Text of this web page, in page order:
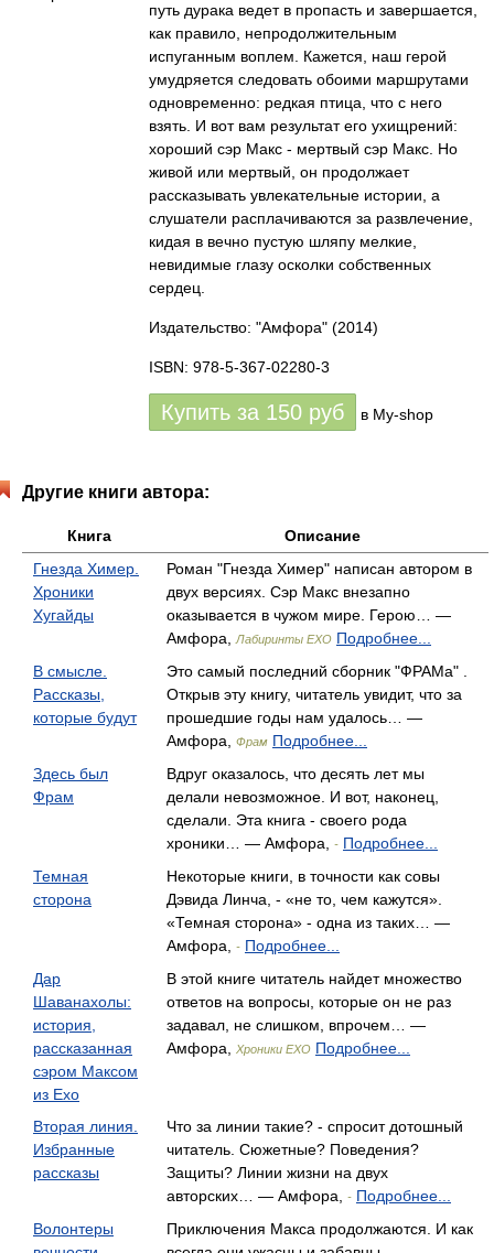
путь дурака ведет в пропасть и завершается,
как правило, непродолжительным
испуганным воплем. Кажется, наш герой
умудряется следовать обоими маршрутами
одновременно: редкая птица, что с него
взять. И вот вам результат его ухищрений:
хороший сэр Макс - мертвый сэр Макс. Но
живой или мертвый, он продолжает
рассказывать увлекательные истории, а
слушатели расплачиваются за развлечение,
кидая в вечно пустую шляпу мелкие,
невидимые глазу осколки собственных
сердец.
Издательство: "Амфора" (2014)
ISBN: 978-5-367-02280-3
Купить за 150 руб в My-shop
Другие книги автора:
Книга
Описание
Гнезда Химер.
Хроники
Хугайды
Роман "Гнезда Химер" написан автором в
двух версиях. Сэр Макс внезапно
оказывается в чужом мире. Герою… —
Амфора,
Лабиринты EXO Подробнее...
В смысле.
Рассказы,
которые будут
Это самый последний сборник "ФРАМа" .
Открыв эту книгу, читатель увидит, что за
прошедшие годы нам удалось… —
Амфора,
Фрам Подробнее...
Здесь был
Фрам
Вдруг оказалось, что десять лет мы
делали невозможное. И вот, наконец,
сделали. Эта книга - своего рода
хроники… — Амфора,
- Подробнее...
Темная
сторона
Некоторые книги, в точности как совы
Дэвида Линча, - «не то, чем кажутся».
«Темная сторона» - одна из таких… —
Амфора,
- Подробнее...
Дар
Шаванахолы:
история,
рассказанная
сэром Максом
из Ехо
В этой книге читатель найдет множество
ответов на вопросы, которые он не раз
задавал, не слишком, впрочем… —
Амфора,
Хроники ЕХО Подробнее...
Вторая линия.
Избранные
рассказы
Что за линии такие? - спросит дотошный
читатель. Сюжетные? Поведения?
Защиты? Линии жизни на двух
авторских… — Амфора,
- Подробнее...
Волонтеры
Приключения Макса продолжаются. И как